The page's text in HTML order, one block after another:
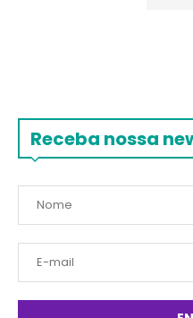
Receba nossa